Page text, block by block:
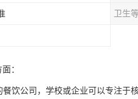
卫生
：
饮公司，学校或企业可以专注